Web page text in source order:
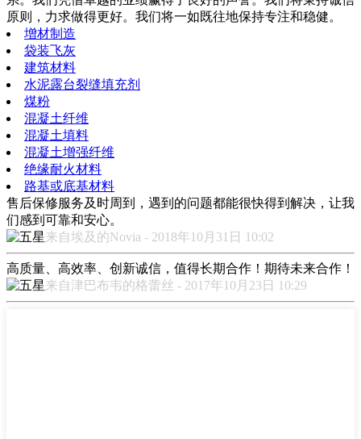
原则，力求做得更好。我们将一如既往地保持专注和稳健。
增材制造
袋装飞灰
建筑材料
水泥露台裂缝填充剂
煤粉
混凝土纤维
混凝土填料
混凝土增强纤维
绝缘耐火材料
路基或底基材料
售后保修服务及时周到，遇到的问题都能很快得到解决，让我
们感到可靠和安心。
来自埃及的Novia - 2018年10月31日 10:02
高质量、高效率、创新诚信，值得长期合作！期待未来合作！
来自津巴布韦的格蕾丝 - 2017年10月23日 10:29